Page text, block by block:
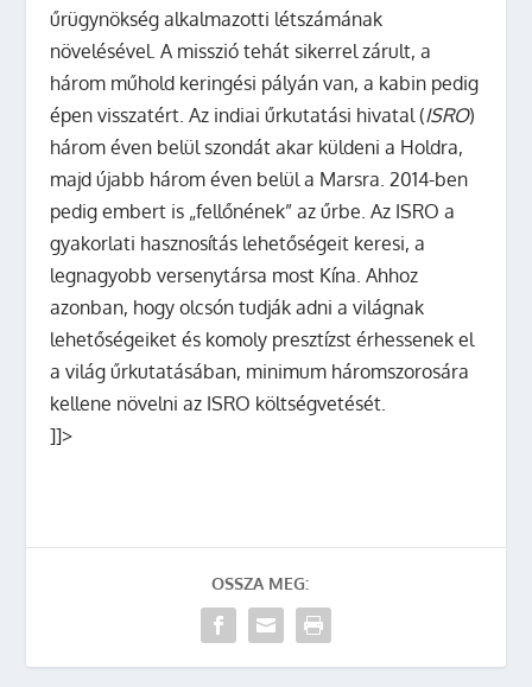
űrügynökség alkalmazotti létszámának
növelésével.A misszió tehát sikerrel zárult, a
három műhold keringési pályán van, a kabin pedig
épen visszatért. Az indiai űrkutatási hivatal (ISRO)
három éven belül szondát akar küldeni a Holdra,
majd újabb három éven belül a Marsra. 2014-ben
pedig embert is „fellőnének” az űrbe. Az ISRO a
gyakorlati hasznosítás lehetőségeit keresi, a
legnagyobb versenytársa most Kína. Ahhoz
azonban, hogy olcsón tudják adni a világnak
lehetőségeiket és komoly presztízst érhessenek el
a világ űrkutatásában, minimum háromszorosára
kellene növelni az ISRO költségvetését.
]]>
OSSZA MEG: